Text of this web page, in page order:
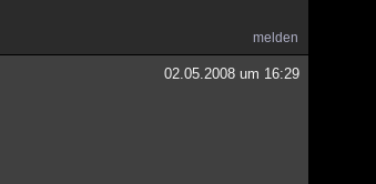
melden
02.05.2008 um 16:29